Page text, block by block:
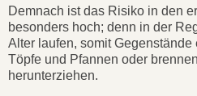
Demnach ist das Risiko in den
besonders hoch; denn in der
Alter laufen, somit
Töpfe und Pfannen oder
herunterziehen.